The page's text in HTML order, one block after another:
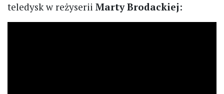
teledysk w reżyserii Marty Brodackiej: